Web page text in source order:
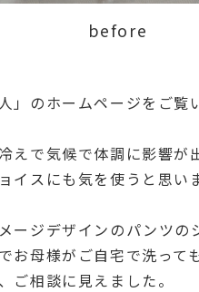
before
」のホームページをご覧
えで気候で体調に影響が
イスにも気を使うと思いま
ージデザインのパンツの
お母様がご自宅で洗って
ご相談に見えました。